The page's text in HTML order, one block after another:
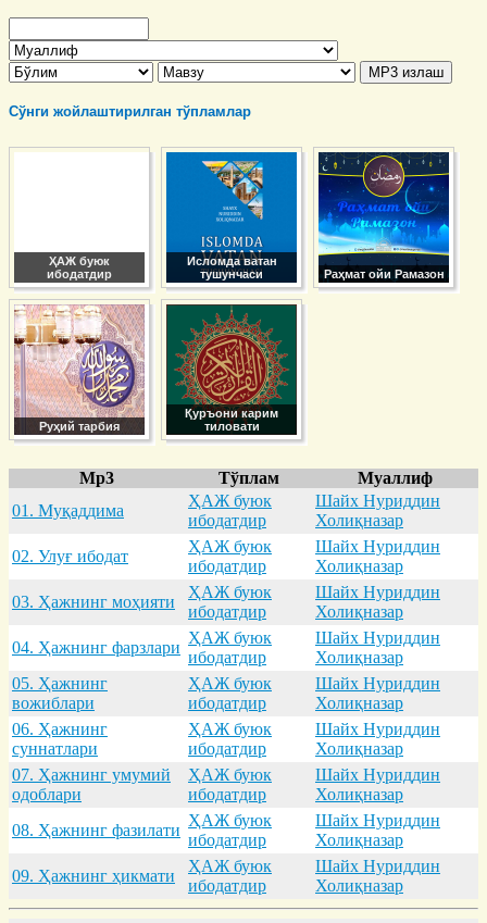
Сўнги жойлаштирилган тўпламлар
ҲАЖ буюк
ибодатдир
Исломда ватан
тушунчаси
Раҳмат ойи Рамазон
Руҳий тарбия
Қуръони карим
тиловати
Mp3 Тўплам
Муаллиф
01. Муқaддимa
ҲАЖ буюк
ибодатдир
Шайх Нуриддин
Холиқназар
02. Улуғ ибодaт
ҲАЖ буюк
ибодатдир
Шайх Нуриддин
Холиқназар
03. Ҳaжнинг моҳияти
ҲАЖ буюк
ибодатдир
Шайх Нуриддин
Холиқназар
04. Ҳaжнинг фaрзлaри
ҲАЖ буюк
ибодатдир
Шайх Нуриддин
Холиқназар
05. Ҳaжнинг
вожиблaри
ҲАЖ буюк
ибодатдир
Шайх Нуриддин
Холиқназар
06. Ҳaжнинг
суннaтлaри
ҲАЖ буюк
ибодатдир
Шайх Нуриддин
Холиқназар
07. Ҳaжнинг умумий
одоблaри
ҲАЖ буюк
ибодатдир
Шайх Нуриддин
Холиқназар
08. Ҳaжнинг фaзилaти
ҲАЖ буюк
ибодатдир
Шайх Нуриддин
Холиқназар
09. Ҳaжнинг ҳикмaти
ҲАЖ буюк
ибодатдир
Шайх Нуриддин
Холиқназар